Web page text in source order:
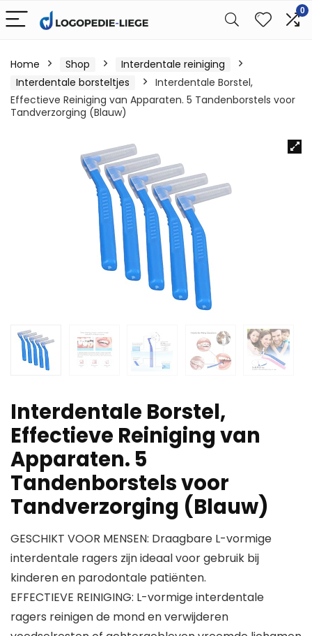
0
Home Shop
Interdentale reiniging
Interdentale borsteltjes
Interdentale Borstel,
Effectieve Reiniging van Apparaten. 5 Tandenborstels voor
Tandverzorging (Blauw)
Interdentale Borstel,
Effectieve Reiniging van
Apparaten. 5
Tandenborstels voor
Tandverzorging (Blauw)
GESCHIKT VOOR MENSEN: Draagbare L-vormige
interdentale ragers zijn ideaal voor gebruik bij
kinderen en parodontale patiënten.
EFFECTIEVE REINIGING: L-vormige interdentale
ragers reinigen de mond en verwijderen